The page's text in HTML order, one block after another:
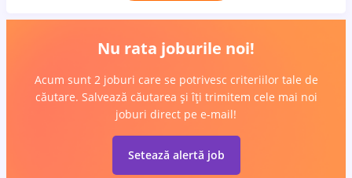
Nu rata joburile noi!
Acum sunt 2 joburi care se potrivesc criteriilor tale de
căutare. Salvează căutarea și îți trimitem cele mai noi
joburi direct pe e-mail!
Setează alertă job